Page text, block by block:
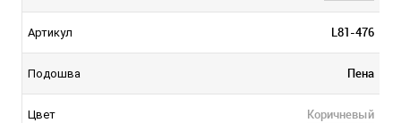
Артикул L81-476
Подошва Пена
Цвет Коричневый